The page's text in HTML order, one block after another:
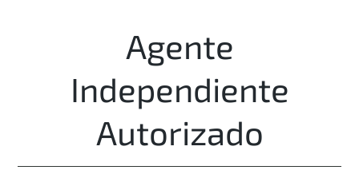
Agente
Independiente
Autorizado